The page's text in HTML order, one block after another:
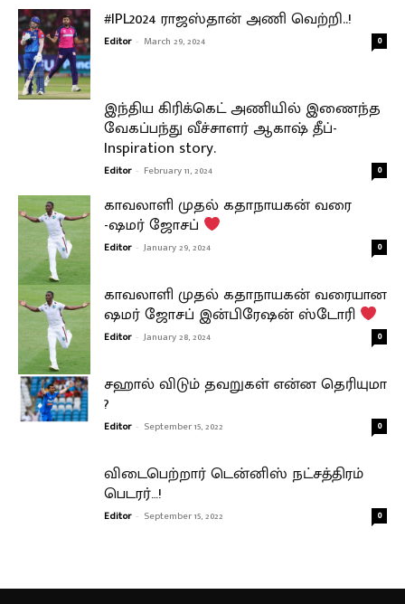
#IPL2024 ராஜஸ்தான் அணி வெற்றி..!
Editor - March 29, 2024 0
இந்திய கிரிக்கெட் அணியில் இணைந்த
வேகப்பந்து வீச்சாளர் ஆகாஷ் தீப்-
Inspiration story.
Editor - February 11, 2024 0
காவலாளி முதல் கதாநாயகன் வரை
-ஷமர் ஜோசப்
Editor - January 29, 2024 0
காவலாளி முதல் கதாநாயகன் வரையான
ஷமர் ஜோசப் இன்பிரேஷன் ஸ்டோரி
Editor - January 28, 2024 0
சஹால் விடும் தவறுகள் என்ன தெரியுமா
?
Editor - September 15, 2022 0
விடைபெற்றார் டென்னிஸ் நட்சத்திரம்
பெடரர்…!
Editor - September 15, 2022 0